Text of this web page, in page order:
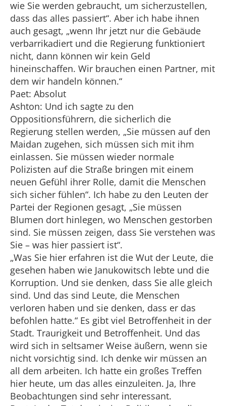
wie Sie werden gebraucht, um sicherzustellen,
dass das alles passiert“. Aber ich habe ihnen
auch gesagt, „wenn Ihr jetzt nur die Gebäude
verbarrikadiert und die Regierung funktioniert
nicht, dann können wir kein Geld
hineinschaffen. Wir brauchen einen Partner, mit
dem wir handeln können.“
Paet: Absolut
Ashton: Und ich sagte zu den
Oppositionsführern, die sicherlich die
Regierung stellen werden, „Sie müssen auf den
Maidan zugehen, sich müssen sich mit ihm
einlassen. Sie müssen wieder normale
Polizisten auf die Straße bringen mit einem
neuen Gefühl ihrer Rolle, damit die Menschen
sich sicher fühlen“. Ich habe zu den Leuten der
Partei der Regionen gesagt, „Sie müssen
Blumen dort hinlegen, wo Menschen gestorben
sind. Sie müssen zeigen, dass Sie verstehen was
Sie – was hier passiert ist“.
„Was Sie hier erfahren ist die Wut der Leute, die
gesehen haben wie Janukowitsch lebte und die
Korruption. Und sie denken, dass Sie alle gleich
sind. Und das sind Leute, die Menschen
verloren haben und sie denken, dass er das
befohlen hatte.“ Es gibt viel Betroffenheit in der
Stadt. Traurigkeit und Betroffenheit. Und das
wird sich in seltsamer Weise äußern, wenn sie
nicht vorsichtig sind. Ich denke wir müssen an
all dem arbeiten. Ich hatte ein großes Treffen
hier heute, um das alles einzuleiten. Ja, Ihre
Beobachtungen sind sehr interessant.